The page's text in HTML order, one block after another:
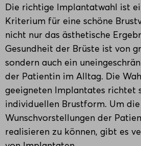
Die richtige Implantatwahl ist
Kriterium für eine schöne
nicht nur das ästhetische
Gesundheit der Brüste ist von
sondern auch ein
der Patientin im Alltag. Die
geeigneten Implantates richtet
individuellen Brustform. Um die
Wunschvorstellungen der
realisieren zu können, gibt es